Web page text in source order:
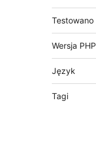
Testowano
Wersja PHP
Język
Tagi